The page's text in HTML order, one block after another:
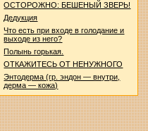
ОСТОРОЖНО: БЕШЕНЫЙ ЗВЕРЬ!
Дедукция
Что есть при входе в голодание и
выходе из него?
Полынь горькая.
ОТКАЖИТЕСЬ ОТ НЕНУЖНОГО
Энтодерма (гр. эндон — внутри,
дерма — кожа)